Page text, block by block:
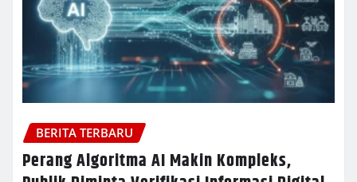
BERITA TERBARU
Perang Algoritma AI Makin Kompleks,